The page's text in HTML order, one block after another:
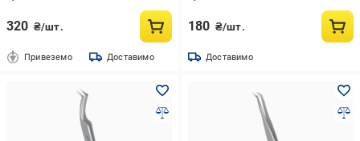
320 ₴/шт.
Привеземо Доставимо
180 ₴/шт.
Доставимо